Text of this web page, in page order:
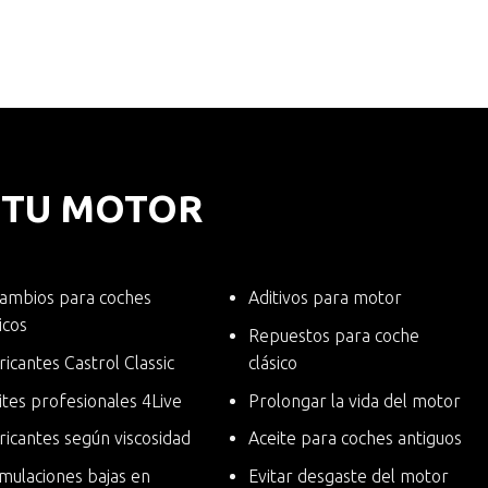
MOTOR
para coches
Castrol Classic
profesionales 4Live
según viscosidad
bajas en
Aditivos para motor
Repuestos para coche
clásico
Prolongar la vida del motor
Aceite para coches antiguos
Evitar desgaste del motor